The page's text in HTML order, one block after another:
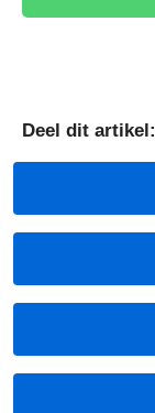
Deel dit artikel: